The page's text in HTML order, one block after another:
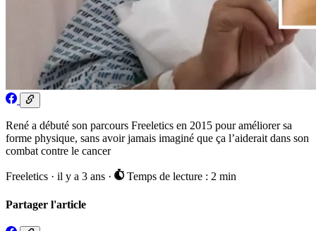
René a débuté son parcours Freeletics en 2015 pour améliorer sa
forme physique, sans avoir jamais imaginé que ça l’aiderait dans son
combat contre le cancer
Freeletics · il y a 3 ans · Temps de lecture : 2 min
Partager l'article